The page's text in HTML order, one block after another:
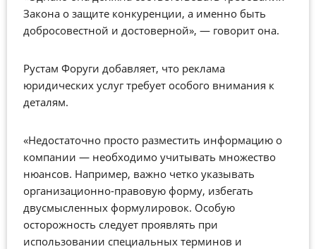
Закона о защите конкуренции, а именно быть
добросовестной и достоверной», — говорит она.
Рустам Форуги добавляет, что реклама
юридических услуг требует особого внимания к
деталям.
«Недостаточно просто разместить информацию о
компании — необходимо учитывать множество
нюансов. Например, важно четко указывать
организационно-правовую форму, избегать
двусмысленных формулировок. Особую
осторожность следует проявлять при
использовании специальных терминов и